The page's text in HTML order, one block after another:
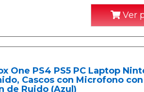
Ver
One PS4 PS5 PC Laptop
Cascos con Microfono con
de Ruido (Azul)